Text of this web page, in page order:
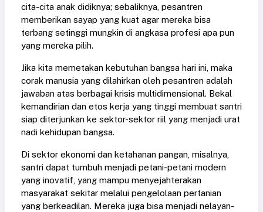
cita-cita anak didiknya; sebaliknya, pesantren
memberikan sayap yang kuat agar mereka bisa
terbang setinggi mungkin di angkasa profesi apa pun
yang mereka pilih.
Jika kita memetakan kebutuhan bangsa hari ini, maka
corak manusia yang dilahirkan oleh pesantren adalah
jawaban atas berbagai krisis multidimensional. Bekal
kemandirian dan etos kerja yang tinggi membuat santri
siap diterjunkan ke sektor-sektor riil yang menjadi urat
nadi kehidupan bangsa.
Di sektor ekonomi dan ketahanan pangan, misalnya,
santri dapat tumbuh menjadi petani-petani modern
yang inovatif, yang mampu menyejahterakan
masyarakat sekitar melalui pengelolaan pertanian
yang berkeadilan. Mereka juga bisa menjadi nelayan-